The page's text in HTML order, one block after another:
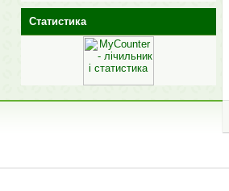
Статистика